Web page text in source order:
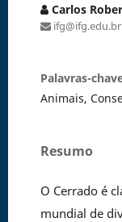
Carlos
ifg@ifg.edu.br
Palavras-
Animais,
Resumo
O Cerrado é
mundial de